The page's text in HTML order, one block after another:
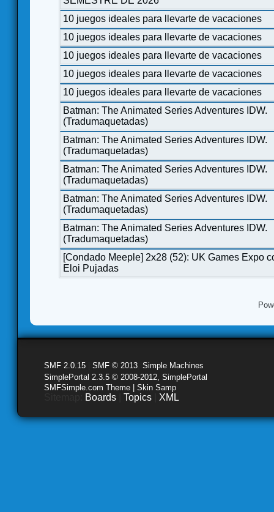
10 juegos ideales para llevarte de vacaciones
10 juegos ideales para llevarte de vacaciones
10 juegos ideales para llevarte de vacaciones
10 juegos ideales para llevarte de vacaciones
10 juegos ideales para llevarte de vacaciones
Batman: The Animated Series Adventures IDW.
(Tradumaquetadas)
Batman: The Animated Series Adventures IDW.
(Tradumaquetadas)
Batman: The Animated Series Adventures IDW.
(Tradumaquetadas)
Batman: The Animated Series Adventures IDW.
(Tradumaquetadas)
Batman: The Animated Series Adventures IDW.
(Tradumaquetadas)
[Condado Meeple] 2x28 (52): UK Games Expo
Eloi Pujadas
SMF 2.0.15 SMF © 2013 Simple Machines
SimplePortal 2.3.5 © 2008-2012, SimplePortal
SMFSimple.com Theme | Skin Samp
Boards Topics XML